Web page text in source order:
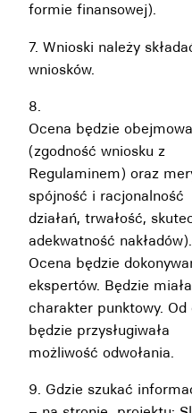
formie finansowej).
7. Wnioski należy
wniosków.
8.
Ocena będzie
(zgodność wniosku z
Regulaminem) oraz
spójność i racjonalność
działań, trwałość,
adekwatność nakładów).
Ocena będzie
ekspertów. Będzie miała
charakter punktowy.
będzie przysługiwała
możliwość odwołania.
9. Gdzie szukać